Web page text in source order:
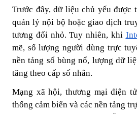
Trước đây, dữ liệu chủ yếu được
quản lý nội bộ hoặc giao dịch
tương đối nhỏ. Tuy nhiên, khi
mẽ, số lượng người dùng trực
nền tảng số bùng nổ, lượng dữ
tăng theo cấp số nhân.
Mạng xã hội, thương mại điện
thống cảm biến và các nền tảng